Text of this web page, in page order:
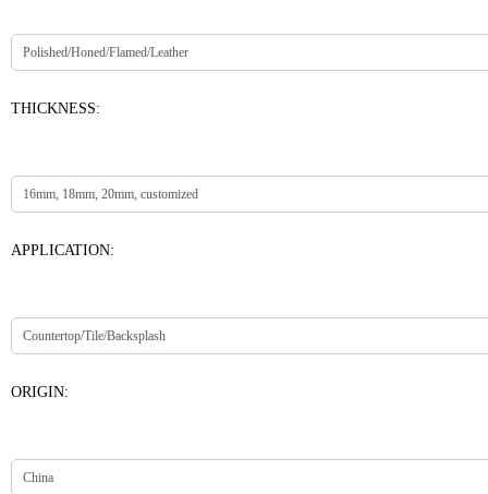
THICKNESS:
APPLICATION:
ORIGIN: